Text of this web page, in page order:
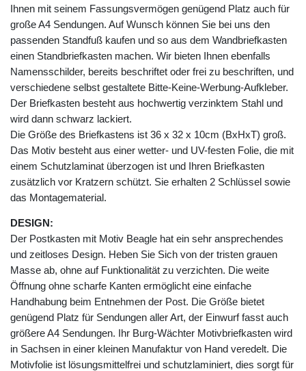
Ihnen mit seinem Fassungsvermögen genügend Platz auch für
große A4 Sendungen. Auf Wunsch können Sie bei uns den
passenden Standfuß kaufen und so aus dem Wandbriefkasten
einen Standbriefkasten machen. Wir bieten Ihnen ebenfalls
Namensschilder, bereits beschriftet oder frei zu beschriften, und
verschiedene selbst gestaltete Bitte-Keine-Werbung-Aufkleber.
Der Briefkasten besteht aus hochwertig verzinktem Stahl und
wird dann schwarz lackiert.
Die Größe des Briefkastens ist 36 x 32 x 10cm (BxHxT) groß.
Das Motiv besteht aus einer wetter- und UV-festen Folie, die mit
einem Schutzlaminat überzogen ist und Ihren Briefkasten
zusätzlich vor Kratzern schützt. Sie erhalten 2 Schlüssel sowie
das Montagematerial.
DESIGN:
Der Postkasten mit Motiv Beagle hat ein sehr ansprechendes
und zeitloses Design. Heben Sie Sich von der tristen grauen
Masse ab, ohne auf Funktionalität zu verzichten. Die weite
Öffnung ohne scharfe Kanten ermöglicht eine einfache
Handhabung beim Entnehmen der Post. Die Größe bietet
genügend Platz für Sendungen aller Art, der Einwurf fasst auch
größere A4 Sendungen. Ihr Burg-Wächter Motivbriefkasten wird
in Sachsen in einer kleinen Manufaktur von Hand veredelt. Die
Motivfolie ist lösungsmittelfrei und schutzlaminiert, dies sorgt für